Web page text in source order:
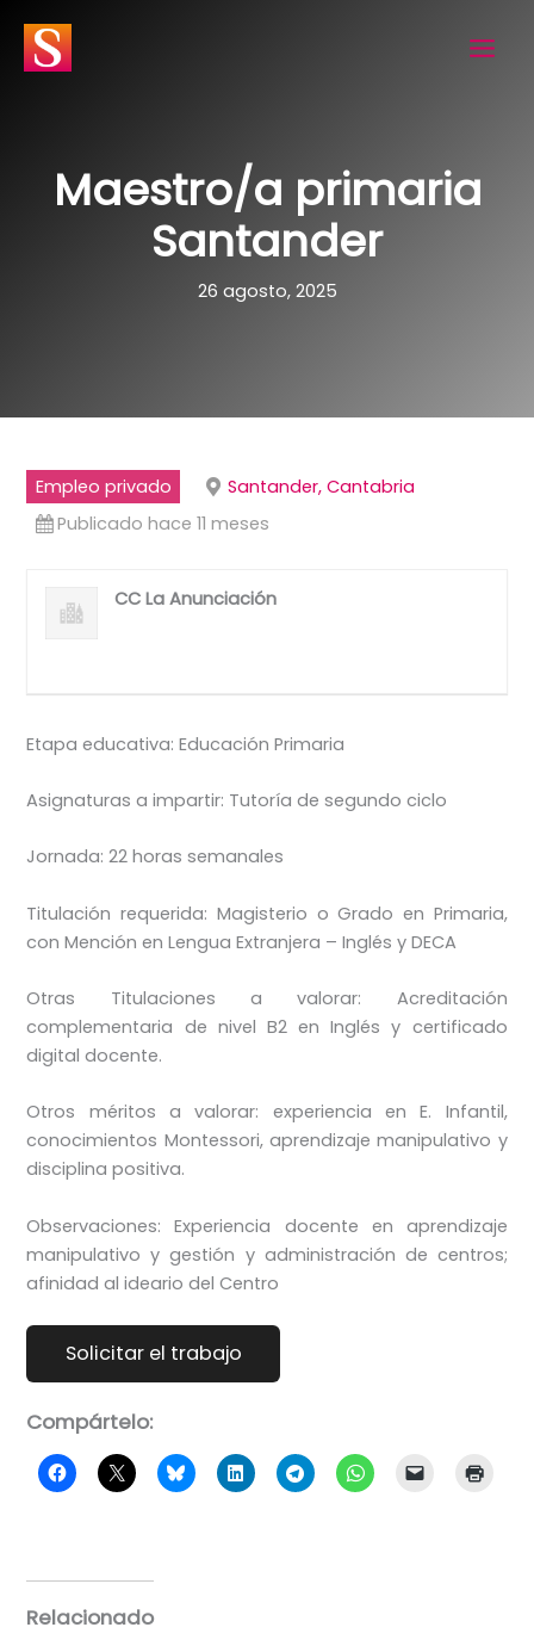
contenido
Maestro/a primaria
Santander
26 agosto, 2025
Empleo privado
Santander, Cantabria
Publicado hace 11 meses
CC La Anunciación
Etapa educativa: Educación Primaria
Asignaturas a impartir: Tutoría de segundo ciclo
Jornada: 22 horas semanales
Titulación requerida: Magisterio o Grado en Primaria,
con Mención en Lengua Extranjera – Inglés y DECA
Otras Titulaciones a valorar: Acreditación
complementaria de nivel B2 en Inglés y certificado
digital docente.
Otros méritos a valorar: experiencia en E. Infantil,
conocimientos Montessori, aprendizaje manipulativo y
disciplina positiva.
Observaciones: Experiencia docente en aprendizaje
manipulativo y gestión y administración de centros;
afinidad al ideario del Centro
Compártelo:
Relacionado